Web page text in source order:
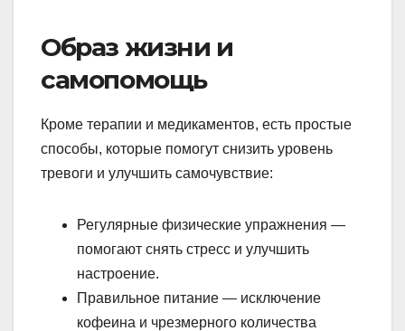
Образ жизни и
самопомощь
Кроме терапии и медикаментов, есть простые
способы, которые помогут снизить уровень
тревоги и улучшить самочувствие:
Регулярные физические упражнения —
помогают снять стресс и улучшить
настроение.
Правильное питание — исключение
кофеина и чрезмерного количества